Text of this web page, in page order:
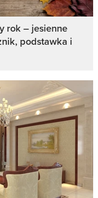
rok – jesienne
podstawka i